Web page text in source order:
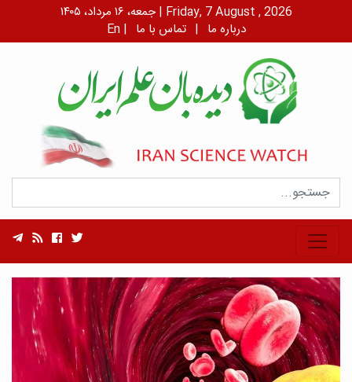
جمعه، ۱۶ مرداد، ۱۴۰۵ | Friday, 7 August , 2026
En | درباره ما | تماس با ما